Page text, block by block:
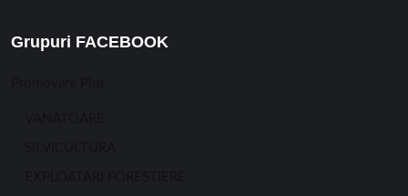
Grupuri FACEBOOK